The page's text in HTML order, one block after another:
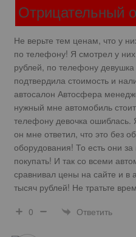
Отрицательный
Не верьте тем ценам, что у
по телефону! Я смотрел у
рублей, по телефону
подтвердила стоимость и
автосалон Автосфера
нужный мне автомобиль
телефону девочка ошиблась.
он мне ответил, что это без
оборудования! То есть они
покупать! И так со всеми
сравнивал цены на сайте и в
тысяч рублей! Не тратьте
0
Ответить